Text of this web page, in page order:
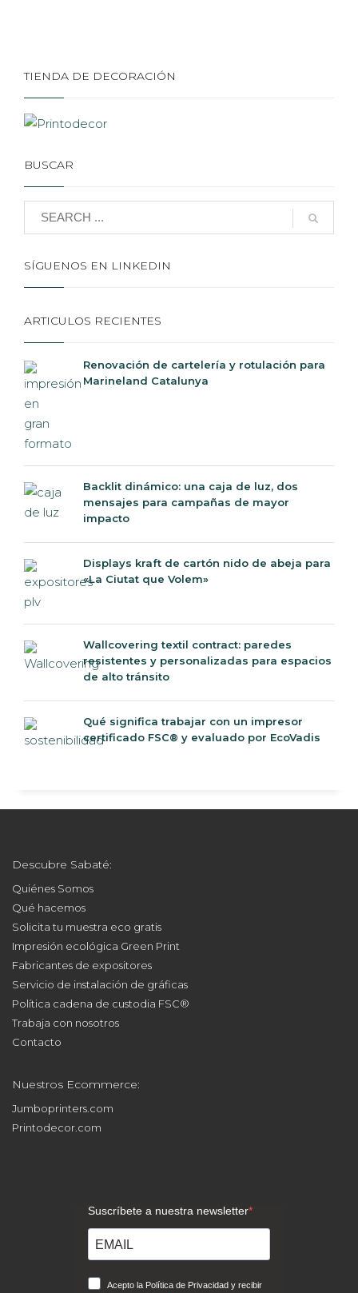
TIENDA DE DECORACIÓN
BUSCAR
SÍGUENOS EN LINKEDIN
ARTICULOS RECIENTES
Renovación de cartelería y rotulación para
Marineland Catalunya
Backlit dinámico: una caja de luz, dos
mensajes para campañas de mayor
impacto
Displays kraft de cartón nido de abeja para
«La Ciutat que Volem»
Wallcovering textil contract: paredes
resistentes y personalizadas para espacios
de alto tránsito
Qué significa trabajar con un impresor
certificado FSC® y evaluado por EcoVadis
Descubre Sabaté:
Quiénes Somos
Qué hacemos
Solicita tu muestra eco gratis
Impresión ecológica Green Print
Fabricantes de expositores
Servicio de instalación de gráficas
Política cadena de custodia FSC®
Trabaja con nosotros
Contacto
Nuestros Ecommerce:
Jumboprinters.com
Printodecor.com